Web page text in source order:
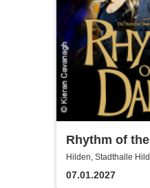
Rhythm of
2027
Hilden, Stadthalle
07.01.2027